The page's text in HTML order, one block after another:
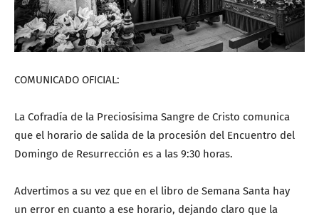
COMUNICADO OFICIAL:
La Cofradía de la Preciosísima Sangre de Cristo comunica
que el horario de salida de la procesión del Encuentro del
Domingo de Resurrección es a las 9:30 horas.
Advertimos a su vez que en el libro de Semana Santa hay
un error en cuanto a ese horario, dejando claro que la